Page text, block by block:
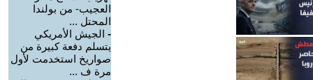
العجيب- من بولندا
المحتل ...
- الجيش الأمريكي
يتسلم دفعة كبيرة من
صواريخ استخدمت لأول
مرة ف ...